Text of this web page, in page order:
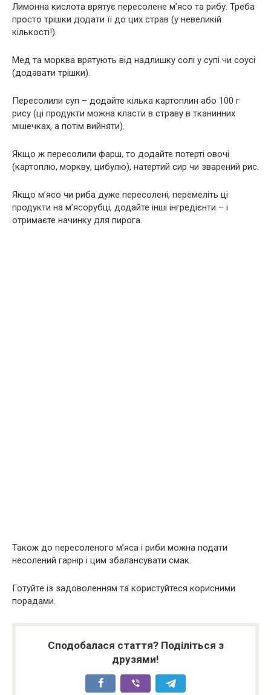
Лимонна кислота врятує пересолене м’ясо та рибу. Треба
просто трішки додати її до цих страв (у невеликій
кількості!).
Мед та морква врятують від надлишку солі у супі чи соусі
(додавати трішки).
Пересолили суп – додайте кілька картоплин або 100 г
рису (ці продукти можна класти в страву в тканинних
мішечках, а потім вийняти).
Якщо ж пересолили фарш, то додайте потерті овочі
(картоплю, моркву, цибулю), натертий сир чи зварений рис.
Якщо м’ясо чи риба дуже пересолені, перемеліть ці
продукти на м’ясорубці, додайте інші інгредієнти – і
отримаєте начинку для пирога.
Також до пересоленого м’яса і риби можна подати
несолений гарнір і цим збалансувати смак.
Готуйте із задоволенням та користуйтеся корисними
порадами.
Сподобалася стаття? Поділіться з
друзями!